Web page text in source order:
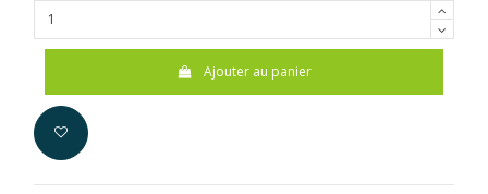
Ajouter au panier